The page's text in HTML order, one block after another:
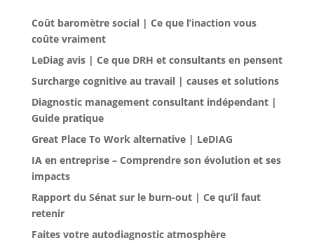
Coût baromètre social | Ce que l’inaction vous
coûte vraiment
LeDiag avis | Ce que DRH et consultants en pensent
Surcharge cognitive au travail | causes et solutions
Diagnostic management consultant indépendant |
Guide pratique
Great Place To Work alternative | LeDIAG
IA en entreprise – Comprendre son évolution et ses
impacts
Rapport du Sénat sur le burn-out | Ce qu’il faut
retenir
Faites votre autodiagnostic atmosphère